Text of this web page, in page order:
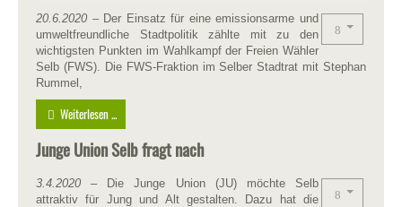
20.6.2020 – Der Einsatz für eine emissionsarme und
umweltfreundliche Stadtpolitik zählte mit zu den
wichtigsten Punkten im Wahlkampf der Freien Wähler
Selb (FWS). Die FWS-Fraktion im Selber Stadtrat mit Stephan
Rummel,
Weiterlesen ...
Junge Union Selb fragt nach
3.4.2020 – Die Junge Union (JU) möchte Selb
attraktiv für Jung und Alt gestalten. Dazu hat die